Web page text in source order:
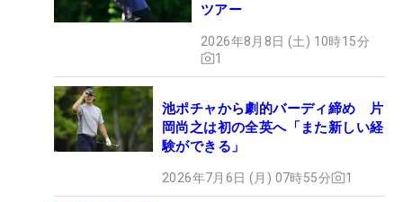
ツアー
2026年8月8日 (土) 10時15分
1
池ポチャから劇的バーディ締め 片
岡尚之は初の全英へ「また新しい経
験ができる」
2026年7月6日 (月) 07時55分 1